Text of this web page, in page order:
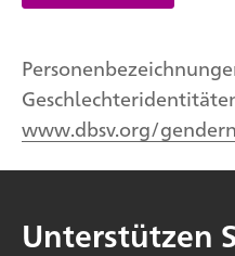
www.dbsv.org/
Unterstützen